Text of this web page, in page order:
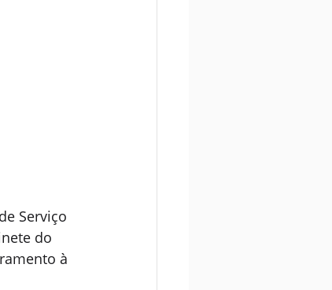
Serviço
do
à